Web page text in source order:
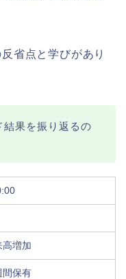
省点と学びがあり
果を振り返るの
増加
間保有